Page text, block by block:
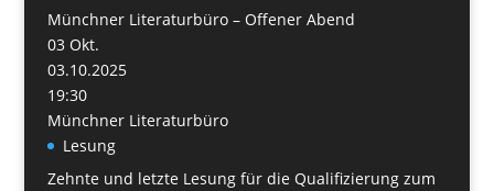
Münchner Literaturbüro – Offener Abend
03 Okt.
03.10.2025
19:30
Münchner Literaturbüro
Lesung
Zehnte und letzte Lesung für die Qualifizierung zum